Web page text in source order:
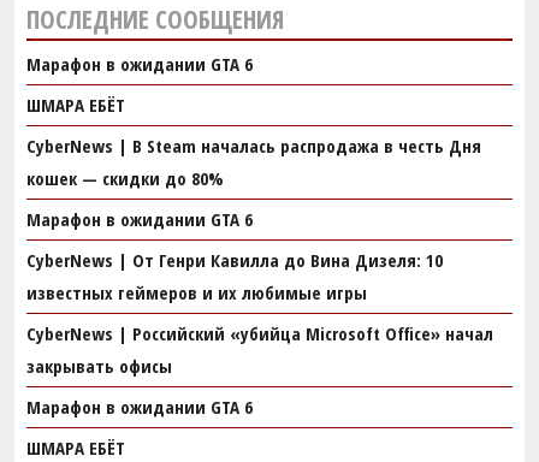
ПОСЛЕДНИЕ СООБЩЕНИЯ
Марафон в ожидании GTA 6
ШМАРА ЕБЁТ
CyberNews | В Steam началась распродажа в честь Дня
кошек — скидки до 80%
Марафон в ожидании GTA 6
CyberNews | От Генри Кавилла до Вина Дизеля: 10
известных геймеров и их любимые игры
CyberNews | Российский «убийца Microsoft Office» начал
закрывать офисы
Марафон в ожидании GTA 6
ШМАРА ЕБЁТ